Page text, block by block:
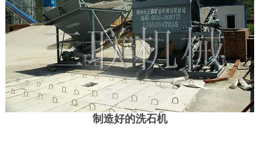
制造好的洗石机